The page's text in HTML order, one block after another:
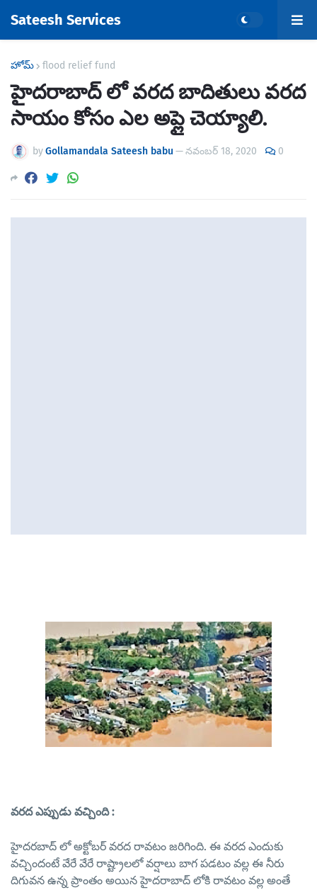
Sateesh Services
హోమ్ flood relief fund
హైదరాబాద్ లో వరద బాదితులు వరద
సాయం కోసం ఎల అప్లై చెయ్యాలి.
byGollamandala Sateesh babu —నవంబర్ 18, 2020 0
వరద ఎప్పుడు వచ్చింది :
హైదరబాద్ లో అక్టోబర్ వరద రావటం జరిగింది. ఈ వరద ఎందుకు
వచ్చిందంటే వేరే వేరే రాష్ట్రాలలో వర్షాలు బాగ పడటం వల్ల ఈ నీరు
దిగువన ఉన్న ప్రాంతం అయిన హైదరాబాద్ లోకి రావటం వల్ల అంతే